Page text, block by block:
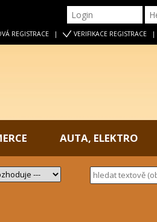
REGISTRACE| VERIFIKACEREGISTRACE|
AUTA, ELEKTRO